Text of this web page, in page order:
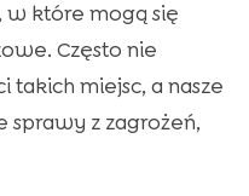
w które mogą się
Często nie
takich miejsc, a nasze
sprawy z zagrożeń,